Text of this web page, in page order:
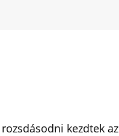
kezdtek az